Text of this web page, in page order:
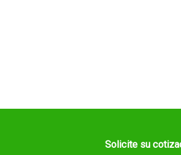
Solicite su